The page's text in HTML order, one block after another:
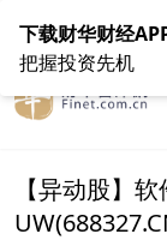
在线客服 关于我
【异动股】
下载财华财经
把握投资先机